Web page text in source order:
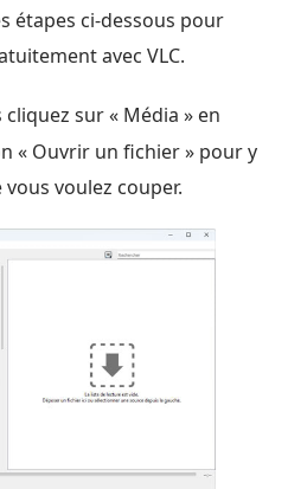
étapes ci-dessous pour
avec VLC.
cliquez sur « Média » en
« Ouvrir un fichier » pour y
voulez couper.